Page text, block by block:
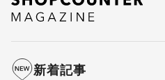
新着記事